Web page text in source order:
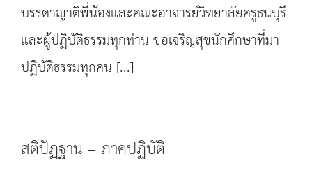
บรรดาญาติพี่น้องและคณะอาจารย์วิทยาลัยครูธนบุรี
และผู้ปฏิบัติธรรมทุกท่าน ขอเจริญสุขนักศึกษาที่มา
ปฏิบัติธรรมทุกคน [...]
สติปัฏฐาน – ภาคปฏิบัติ